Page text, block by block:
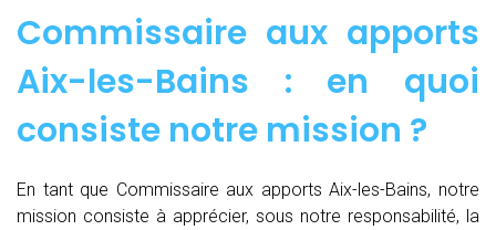
Commissaire aux apports
Aix-les-Bains : en quoi
consiste notre mission ?
En tant que Commissaire aux apports Aix-les-Bains, notre
mission consiste à apprécier, sous notre responsabilité, la